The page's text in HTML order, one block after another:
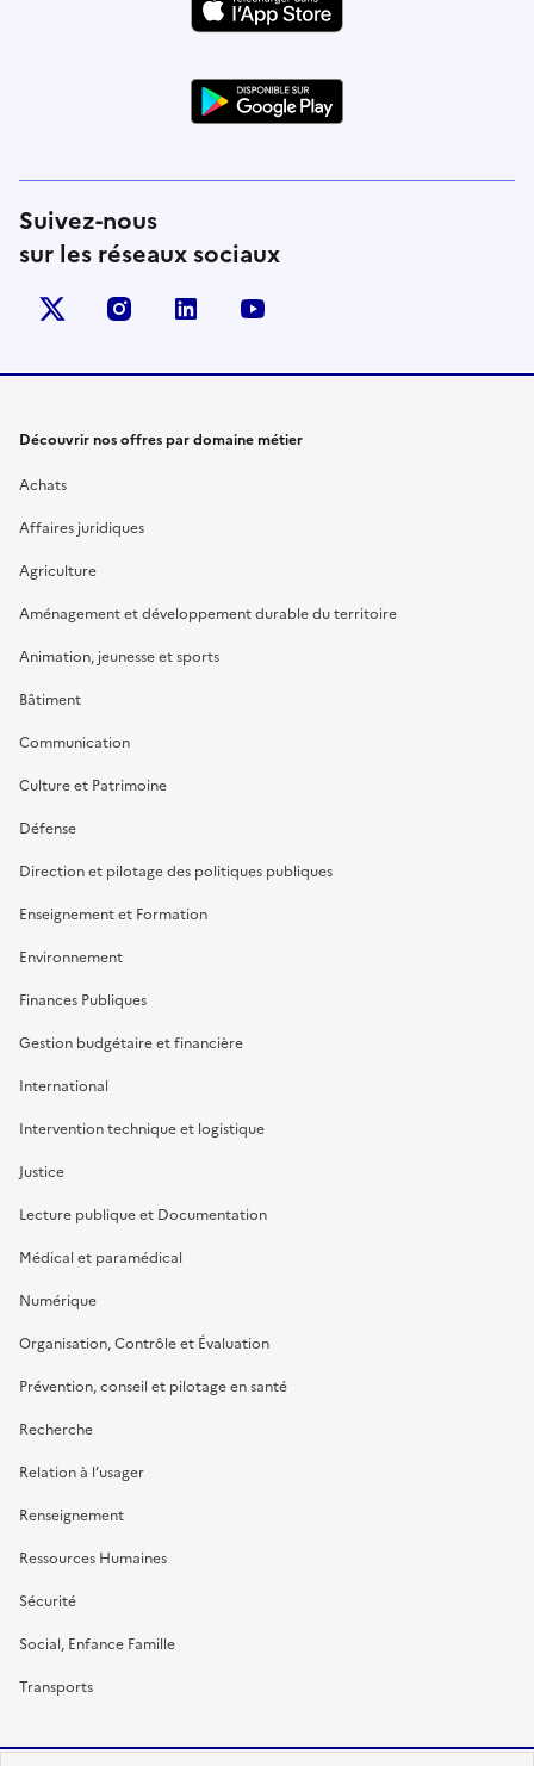
Suivez-nous
sur les réseaux sociaux
X (anciennement Twitter)
instagramlinkedin
Découvrir nos offres par domaine métier
Achats
Affaires juridiques
Agriculture
Aménagement et développement durable du territoire
Animation, jeunesse et sports
Bâtiment
Communication
Culture et Patrimoine
Défense
Direction et pilotage des politiques publiques
Enseignement et Formation
Environnement
Finances Publiques
Gestion budgétaire et financière
International
Intervention technique et logistique
Justice
Lecture publique et Documentation
Médical et paramédical
Numérique
Organisation, Contrôle et Évaluation
Prévention, conseil et pilotage en santé
Recherche
Relation à l’usager
Renseignement
Ressources Humaines
Sécurité
Social, Enfance Famille
Transports